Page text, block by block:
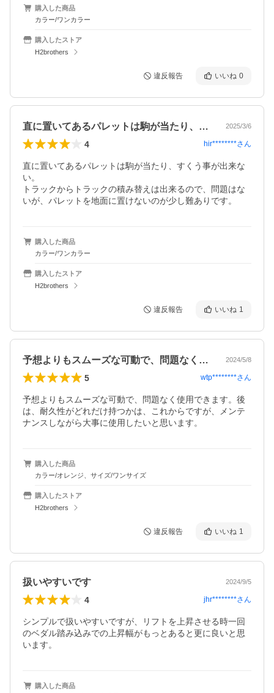
購入した商品
カラー/ワンカラー
購入したストア
H2brothers
違反報告 いいね 0
直に置いてあるパレットは駒が当たり、す… 2025/3/6
4 hir********さん
直に置いてあるパレットは駒が当たり、すくう事が出来な
い。
トラックからトラックの積み替えは出来るので、問題はな
いが、パレットを地面に置けないのが少し難ありです。
購入した商品
カラー/ワンカラー
購入したストア
H2brothers
違反報告 いいね 1
予想よりもスムーズな可動で、問題なく使… 2024/5/8
5 wtp********さん
予想よりもスムーズな可動で、問題なく使用できます。後
は、耐久性がどれだけ持つかは、これからですが、メンテ
ナンスしながら大事に使用したいと思います。
購入した商品
カラー/オレンジ、サイズ/ワンサイズ
購入したストア
H2brothers
違反報告 いいね 1
扱いやすいです 2024/9/5
4 jhr********さん
シンプルで扱いやすいですが、リフトを上昇させる時一回
のベダル踏み込みでの上昇幅がもっとあると更に良いと思
います。
購入した商品